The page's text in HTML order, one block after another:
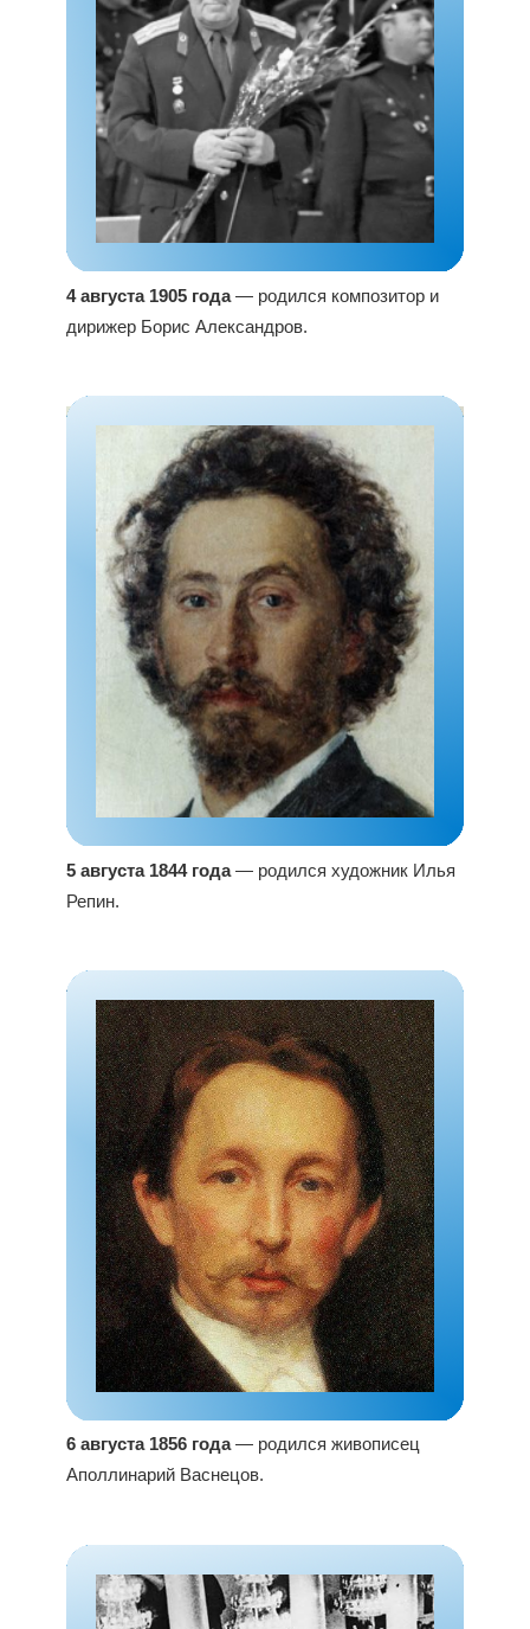
4 августа 1905 года— родился композитор и
дирижер Борис Александров.
5 августа 1844 года— родился художник Илья
Репин.
6 августа 1856 года— родился живописец
Аполлинарий Васнецов.